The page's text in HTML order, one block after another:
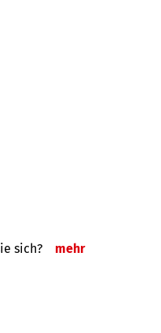
sich? mehr